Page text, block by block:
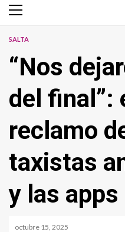
Primary
SALTA
“Nos
del final”:
reclamo
taxistas
y las apps
octubre 15, 2025